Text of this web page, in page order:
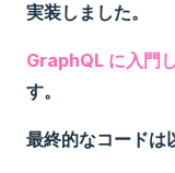
実装しました。
GraphQL に入門
す。
最終的なコードは